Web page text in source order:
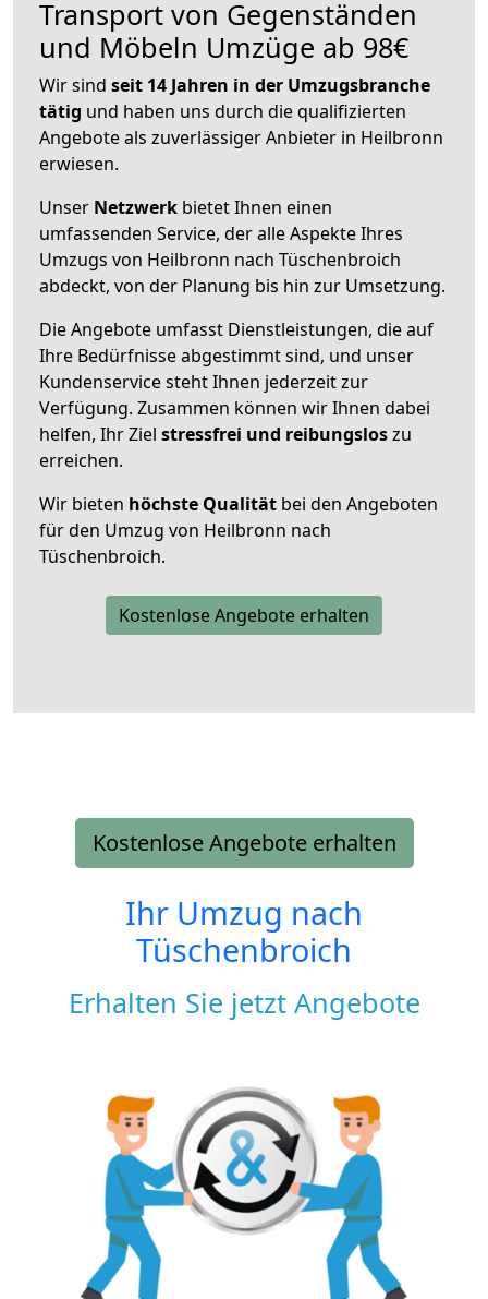
Transport von Gegenständen
und Möbeln Umzüge ab 98€
Wir sind seit 14 Jahren in der Umzugsbranche
tätig und haben uns durch die qualifizierten
Angebote als zuverlässiger Anbieter in Heilbronn
erwiesen.
Unser Netzwerk bietet Ihnen einen
umfassenden Service, der alle Aspekte Ihres
Umzugs von Heilbronn nach Tüschenbroich
abdeckt, von der Planung bis hin zur Umsetzung.
Die Angebote umfasst Dienstleistungen, die auf
Ihre Bedürfnisse abgestimmt sind, und unser
Kundenservice steht Ihnen jederzeit zur
Verfügung. Zusammen können wir Ihnen dabei
helfen, Ihr Ziel stressfrei und reibungsloszu
erreichen.
Wir bieten höchste Qualität bei den Angeboten
für den Umzug von Heilbronn nach
Tüschenbroich.
Kostenlose Angebote erhalten
Kostenlose Angebote erhalten
Ihr Umzug nach
Tüschenbroich
Erhalten Sie jetzt Angebote